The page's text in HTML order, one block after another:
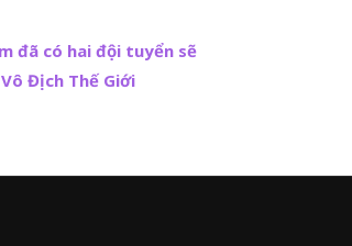
đã có hai đội tuyển sẽ
Địch Thế Giới